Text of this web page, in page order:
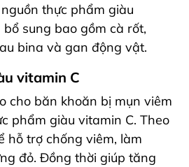
thực phẩm giàu
sung bao gồm cà rốt,
bina và gan động vật.
vitamin C
cho băn khoăn bị mụn viêm
phẩm giàu vitamin C. Theo
hỗ trợ chống viêm, làm
đỏ. Đồng thời giúp tăng